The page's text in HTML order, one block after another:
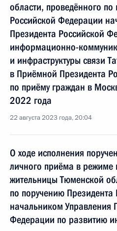
области, проведённого
Российской Федерации
Президента Российской
информационно-
и инфраструктуры связи
в Приёмной Президента
по приёму граждан в
2022 года
22 августа 2023 года, 20:04
О ходе исполнения
личного приёма в режиме
жительницы Тюменской
по поручению
начальником Управления
Федерации по развитию